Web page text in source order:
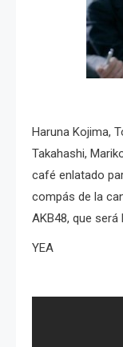
Haruna Kojima,
Takahashi,
café enlatado
compás de la
AKB48, que
YEA